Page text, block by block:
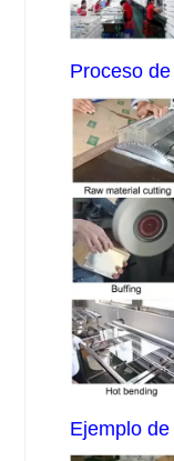
Proceso
Ejemplo